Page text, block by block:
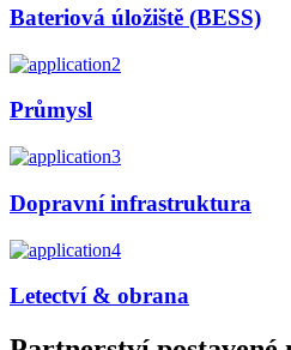
Bateriová úložiště (BESS)
Průmysl
Dopravní infrastruktura
Letectví & obrana